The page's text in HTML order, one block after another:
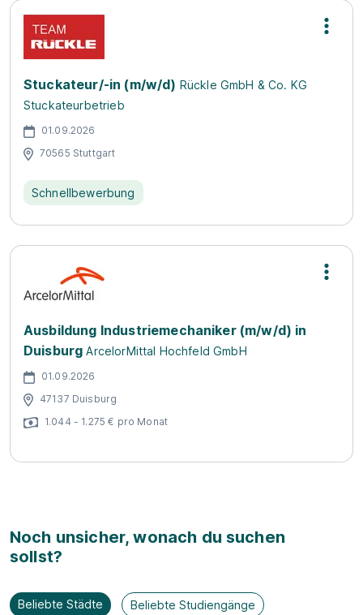
Stuckateur/-in (m/w/d) Rückle GmbH & Co. KG
Stuckateurbetrieb
01.09.2026
70565 Stuttgart
Schnellbewerbung
Ausbildung Industriemechaniker (m/w/d) in
Duisburg ArcelorMittal Hochfeld GmbH
01.09.2026
47137 Duisburg
1.044 - 1.275 € pro Monat
Noch unsicher, wonach du suchen
sollst?
Beliebte Städte Beliebte Studiengänge